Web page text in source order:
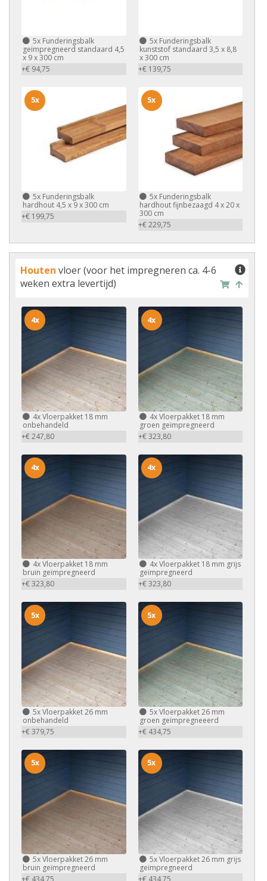
5x Funderingsbalk
geïmpregneerd standaard 4,5
x 9 x 300 cm
+€ 94,75
5xFunderingsbalk
kunststof standaard 3,5 x 8,8
x 300 cm
+€ 139,75
5x Funderingsbalk
hardhout 4,5 x 9 x 300 cm
+€ 199,75
5x
5xFunderingsbalk
hardhout fijnbezaagd 4 x 20 x
300 cm
+€ 229,75
5x
Houten vloer (voor het impregneren ca. 4-6
weken extra levertijd)
4xVloerpakket 18 mm
onbehandeld
+€ 247,80
4x
4xVloerpakket 18 mm
groen geïmpregneerd
+€ 323,80
4x
4xVloerpakket 18 mm
bruin geïmpregneerd
+€ 323,80
4x
4xVloerpakket 18 mm grijs
geïmpregneerd
+€ 323,80
4x
5xVloerpakket 26 mm
onbehandeld
+€ 379,75
5x
5xVloerpakket 26 mm
groen geïmpregneeerd
+€ 434,75
5x
5xVloerpakket 26 mm
bruin geïmpregneerd
+€ 434,75
5x
5xVloerpakket 26 mm grijs
geïmpregneerd
+€ 434,75
5x